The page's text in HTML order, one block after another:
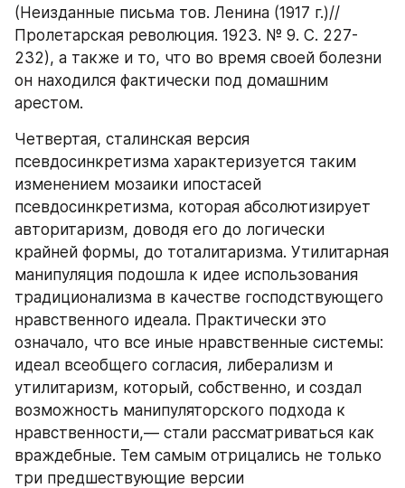
(Неизданные письма тов. Ленина (1917 г.)//
Пролетарская революция. 1923. № 9. С. 227-
232), а также и то, что во время своей болезни
он находился фактически под домашним
арестом.
Четвертая, сталинская версия
псевдосинкретизма характеризуется таким
изменением мозаики ипостасей
псевдосинкретизма, которая абсолютизирует
авторитаризм, доводя его до логически
крайней формы, до тоталитаризма. Утилитарная
манипуляция подошла к идее использования
традиционализма в качестве господствующего
нравственного идеала. Практически это
означало, что все иные нравственные системы:
идеал всеобщего согласия, либерализм и
утилитаризм, который, собственно, и создал
возможность манипуляторского подхода к
нравственности,— стали рассматриваться как
враждебные. Тем самым отрицались не только
три предшествующие версии